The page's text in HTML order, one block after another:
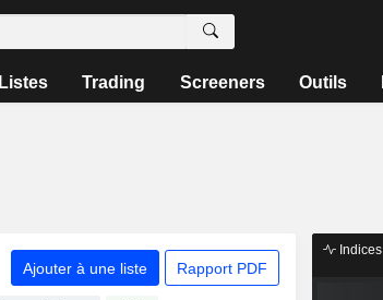
Listes Trading Screeners Outils
Ajouter à une liste Rapport PDF
Indices